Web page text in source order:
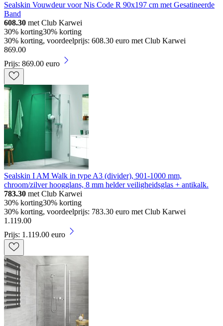
Sealskin Vouwdeur voor Nis Code R 90x197 cm met Gesatineerde
Band
608.30 met Club Karwei
30% korting30% korting
30% korting, voordeelprijs: 608.30 euro met Club Karwei
869.00
Prijs: 869.00 euro
Sealskin I AM Walk in type A3 (divider), 901-1000 mm,
chroom/zilver hoogglans, 8 mm helder veiligheidsglas + antikalk.
783.30 met Club Karwei
30% korting30% korting
30% korting, voordeelprijs: 783.30 euro met Club Karwei
1.119.00
Prijs: 1.119.00 euro